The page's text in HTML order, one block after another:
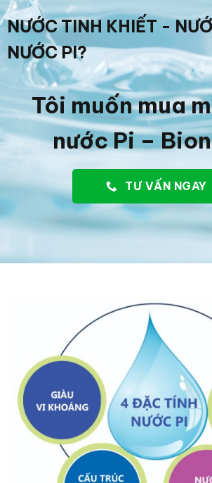
NƯỚC TINH KHIẾT -
NƯỚC PI?
Tôi muốn mua
nước Pi –
TƯ VẤN NGAY